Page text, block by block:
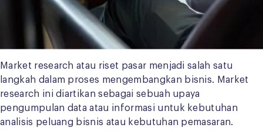
Market research atau riset pasar menjadi salah satu
langkah dalam proses mengembangkan bisnis. Market
research ini diartikan sebagai sebuah upaya
pengumpulan data atau informasi untuk kebutuhan
analisis peluang bisnis atau kebutuhan pemasaran.